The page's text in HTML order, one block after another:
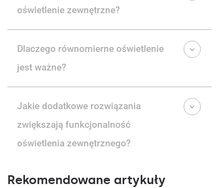
oświetlenie zewnętrzne?
Dlaczego równomierne oświetlenie
jest ważne?
Jakie dodatkowe rozwiązania
zwiększają funkcjonalność
oświetlenia zewnętrznego?
Rekomendowane artykuły